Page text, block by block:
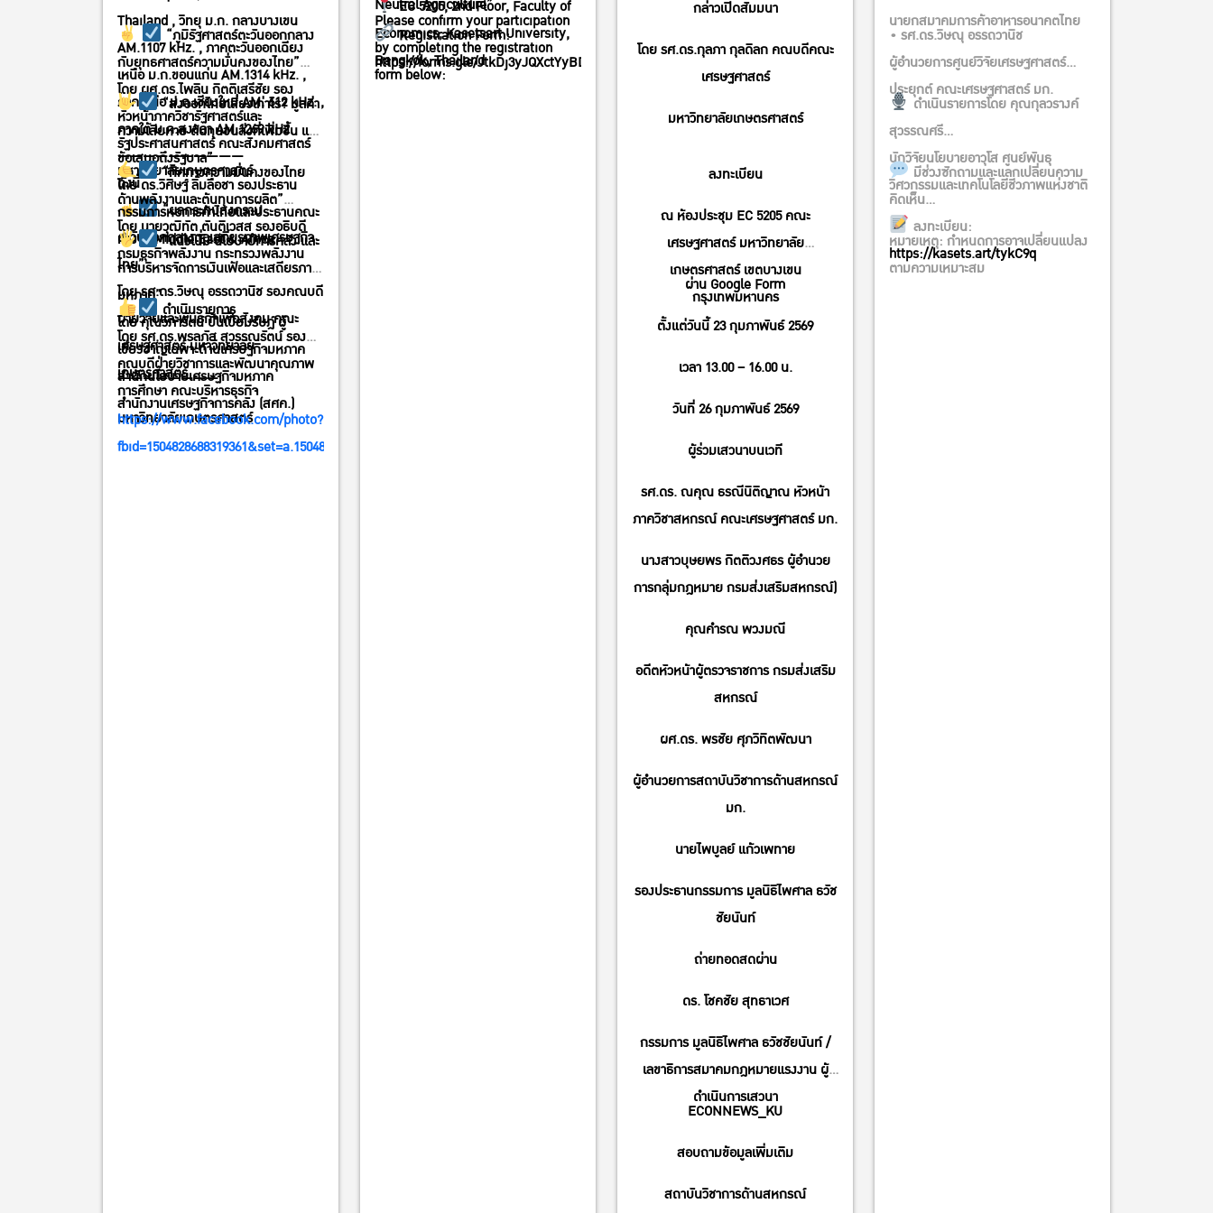
Thailand , วิทยุ ม.ก. กลางบางเขน
AM.1107 kHz. , ภาคตะวันออกเฉียง
เหนือ ม.ก.ขอนแก่น AM.1314 kHz. ,
ภาคเหนือ ม.ก.เชียงใหม่ AM. 612 kHz. ,
ภาคใต้ ม.ก.สงขลา AM.1269 kHz.
——————————
ดังนี้
“ผลกระทบสงคราม
ตะวันออกกลางต่อเสถียรภาพเศรษฐกิจ
ไทย”
โดย รศ.ดร.วิษณุ อรรถวานิช รองคณบดี
ฝ่ายวิจัยและพันธกิจเพื่อสังคม คณะ
เศรษฐศาสตร์ มหาวิทยาลัย
เกษตรศาสตร์
“ภูมิรัฐศาสตร์ตะวันออกกลาง
กับยุทธศาสตร์ความมั่นคงของไทย”
โดย ผศ.ดร.ไพลิน กิตติเสรีชัย รอง
หัวหน้าภาควิชารัฐศาสตร์และ
รัฐประศาสนศาสตร์ คณะสังคมศาสตร์
มหาวิทยาลัยเกษตรศาสตร์
“ส่งออกไทยเสี่ยงเท่าไร? มูลค่า
ความเสียหาย ต้นทุนขนส่งที่เพิ่มขึ้น และ
ข้อเสนอถึงรัฐบาล”
โดย ดร.วิศิษฐ์ ลิ้มลือชา รองประธาน
กรรมการหอการค้าไทยและประธานคณะ
ทำงาน Middle East & Africa
“ทิศทางความมั่นคงของไทย
ด้านพลังงานและต้นทุนการผลิต”
โดย นายวุฒิทัต ตันติเวสส รองอธิบดี
กรมธุรกิจพลังงาน กระทรวงพลังงาน
“แนวโน้ม นโยบายการคลัง และ
การบริหารจัดการเงินเฟ้อและเสถียรภาพ
มหภาค”
โดย คุณวิภารัตน์ ปั้นเปี่ยมรัษฎ์ ผู้
เชี่ยวชาญเฉพาะด้านเศรษฐกิจมหภาค
สำนักนโยบายเศรษฐกิจมหภาค
สำนักงานเศรษฐกิจการคลัง (สศค.)
ดำเนินรายการ
โดย รศ.ดร.พรลภัส สุวรรณรัตน์ รอง
คณบดีฝ่ายวิชาการและพัฒนาคุณภาพ
การศึกษา คณะบริหารธุรกิจ
มหาวิทยาลัยเกษตรศาสตร์
————————
https://www.facebook.com/photo?
fbid=1504828688319361&set=a.1504830968319133
Neutral Agriculture”
EC 5205, 2nd Floor, Faculty of
Economics, Kasetsart University,
Bangkok, Thailand
Please confirm your participation
by completing the registration
form below:
Registration Form:
https://forms.gle/JtkDj3yJQXctYyBDA
กล่าวเปิดสัมมนา
โดย รศ.ดร.กุลภา กุลดิลก คณบดีคณะ
เศรษฐศาสตร์
มหาวิทยาลัยเกษตรศาสตร์
ลงทะเบียน
ณ ห้องประชุม EC 5205 คณะ
เศรษฐศาสตร์ มหาวิทยาลัย
เกษตรศาสตร์ เขตบางเขน
กรุงเทพมหานคร
ผ่าน Google Form
ตั้งแต่วันนี้ 23 กุมภาพันธ์ 2569
เวลา 13.00 – 16.00 น.
วันที่ 26 กุมภาพันธ์ 2569
ผู้ร่วมเสวนาบนเวที
รศ.ดร. ณคุณ ธรณีนิติญาณ หัวหน้า
ภาควิชาสหกรณ์ คณะเศรษฐศาสตร์ มก.
นางสาวบุษยพร กิตติวงศธร ผู้อำนวย
การกลุ่มกฎหมาย กรมส่งเสริมสหกรณ์)
คุณคำรณ พวงมณี
อดีตหัวหน้าผู้ตรวจราชการ กรมส่งเสริม
สหกรณ์
ผศ.ดร. พรชัย ศุภวิทิตพัฒนา
ผู้อำนวยการสถาบันวิชาการด้านสหกรณ์
มก.
นายไพบูลย์ แก้วเพทาย
รองประธานกรรมการ มูลนิธิไพศาล ธวัช
ชัยนันท์
ถ่ายทอดสดผ่าน
ดร. โชคชัย สุทธาเวศ
กรรมการ มูลนิธิไพศาล ธวัชชัยนันท์ /
เลขาธิการสมาคมกฎหมายแรงงาน ผู้
ดำเนินการเสวนา
ECONNEWS_KU
สอบถามข้อมูลเพิ่มเติม
สถาบันวิชาการด้านสหกรณ์
นายกสมาคมการค้าอาหารอนาคตไทย
• รศ.ดร.วิษณุ อรรถวานิช
ผู้อำนวยการศูนย์วิจัยเศรษฐศาสตร์
ประยุกต์ คณะเศรษฐศาสตร์ มก.
ดำเนินรายการโดย คุณกุลวรางค์
สุวรรณศรี
นักวิจัยนโยบายอาวุโส ศูนย์พันธุ
วิศวกรรมและเทคโนโลยีชีวภาพแห่งชาติ
มีช่วงซักถามและแลกเปลี่ยนความ
คิดเห็น
ลงทะเบียน:
https://kasets.art/tykC9q
หมายเหตุ: กำหนดการอาจเปลี่ยนแปลง
ตามความเหมาะสม